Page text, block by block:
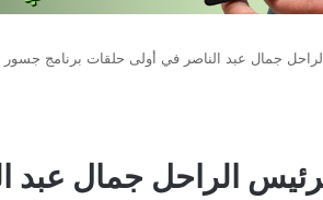
جمال عبد الناصر في أولى حلقات برنامج جسور
الراحل جمال عبد